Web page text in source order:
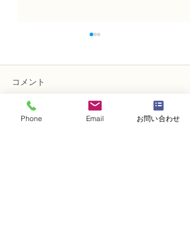
コメント
Phone Email お問い合わせ